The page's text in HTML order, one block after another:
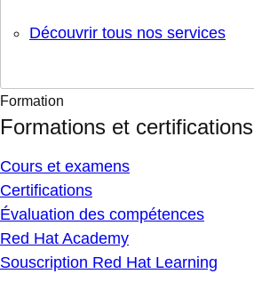
Découvrir tous nos services
Formation
Formations et certifications
Cours et examens
Certifications
Évaluation des compétences
Red Hat Academy
Souscription Red Hat Learning